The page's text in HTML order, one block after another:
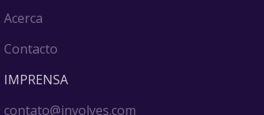
Acerca
Contacto
IMPRENSA
contato@involves.com